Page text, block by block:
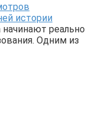
истории
реально
Одним из